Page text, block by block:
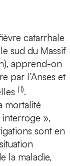
catarrhale
sud du Massif
apprend-on
par l’Anses et
(1).
mortalité
interroge »,
sont en
la maladie,